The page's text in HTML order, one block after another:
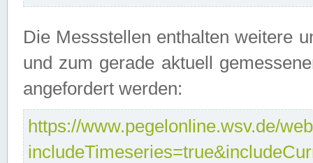
Die Messstellen enthalten weitere
und zum gerade aktuell
angefordert werden:
https://www.pegelonline.wsv.de/